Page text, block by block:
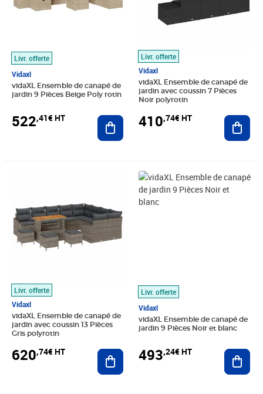
Livr. offerte
Vidaxl
vidaXL Ensemble de canapé de
jardin 9 Pièces Beige Poly rotin
522,41€ HT Ajouter au panier
Livr. offerte
Vidaxl
vidaXL Ensemble de canapé de
jardin avec coussin 7 Pièces
Noir polyrotin
410,74€ HT
Livr. offerte
Vidaxl
vidaXL Ensemble de canapé de
jardin avec coussin 13 Pièces
Gris polyrotin
620,74€ HT Ajouter au panier
Livr. offerte
Vidaxl
vidaXL Ensemble de canapé de
jardin 9 Pièces Noir et blanc
493,24€ HT
Prix 493,24€ HT